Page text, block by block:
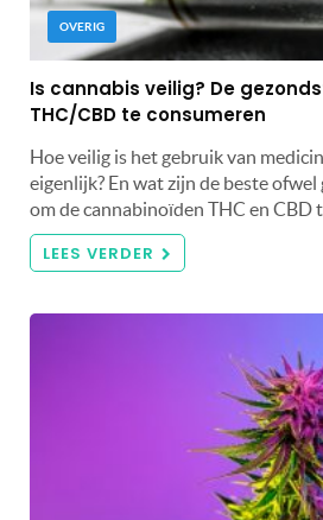
OVERIG
Is cannabis veilig? De
THC/CBD te consumeren
Hoe veilig is het gebruik van
eigenlijk? En wat zijn de beste
om de cannabinoïden THC en CBD
LEES VERDER